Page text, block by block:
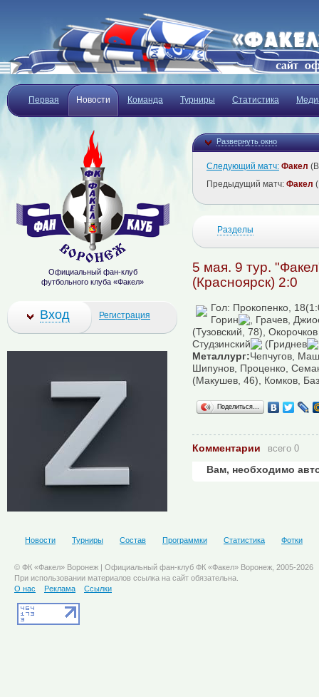
Первая Новости Команда Турниры Статистика
Развернуть окно
Следующий матч: Факел
Предыдущий матч: Факел
Разделы
5 мая. 9 тур.
(Красноярск) 2:0
Гол: Прокопенко,
Горин
, Грачев,
(Тузовский, 78),
Студзинский
(Гриднев
Металлург:Чепчугов,
Шипунов, Проценко,
(Макушев, 46), Комков,
Поделиться…
Комментарии всего 0
Вам, необходимо
Официальный фан-клуб
футбольного клуба «Факел»
Вход Регистрация
Новости Турниры Состав Программки Статистика Фотки
© ФК «Факел» Воронеж | Официальный фан-клуб ФК «Факел» Воронеж, 2005-2026
При использовании материалов ссылка на сайт обязательна.
О нас
Реклама Ссылки